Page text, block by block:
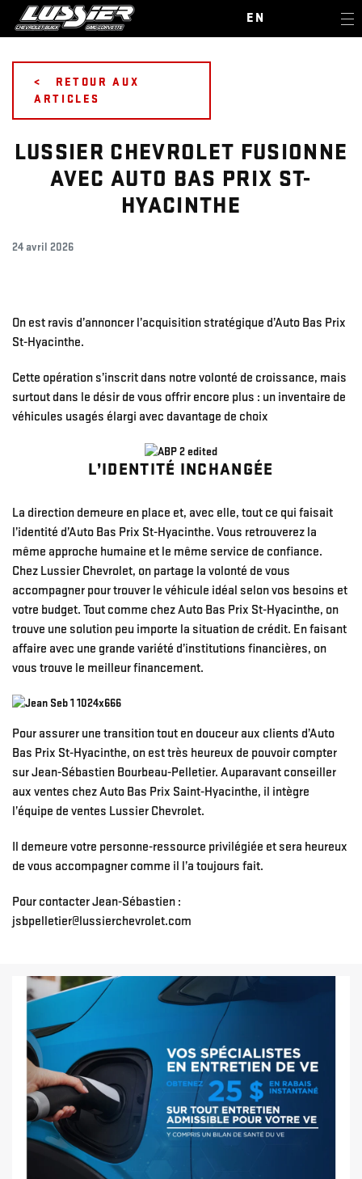
EN
<
RETOUR AUX
ARTICLES
LUSSIER CHEVROLET FUSIONNE
AVEC AUTO BAS PRIX ST-
HYACINTHE
24 avril 2026
On est ravis d’annoncer l’acquisition stratégique d’Auto Bas Prix
St-Hyacinthe.
Cette opération s’inscrit dans notre volonté de croissance, mais
surtout dans le désir de vous offrir encore plus : un inventaire de
véhicules usagés élargi avec davantage de choix
L’IDENTITÉ INCHANGÉE
La direction demeure en place et, avec elle, tout ce qui faisait
l’identité d’Auto Bas Prix St-Hyacinthe. Vous retrouverez la
même approche humaine et le même service de confiance.
Chez Lussier Chevrolet, on partage la volonté de vous
accompagner pour trouver le véhicule idéal selon vos besoins et
votre budget. Tout comme chez Auto Bas Prix St-Hyacinthe, on
trouve une solution peu importe la situation de crédit. En faisant
affaire avec une grande variété d’institutions financières, on
vous trouve le meilleur financement.
Pour assurer une transition tout en douceur aux clients d’Auto
Bas Prix St-Hyacinthe, on est très heureux de pouvoir compter
sur Jean-Sébastien Bourbeau-Pelletier. Auparavant conseiller
aux ventes chez Auto Bas Prix Saint-Hyacinthe, il intègre
l’équipe de ventes Lussier Chevrolet.
Il demeure votre personne-ressource privilégiée et sera heureux
de vous accompagner comme il l’a toujours fait.
Pour contacter Jean-Sébastien :
jsbpelletier@lussierchevrolet.com